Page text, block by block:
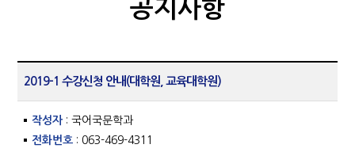
공지사항
2019-1 수강신청 안내(대학원, 교육대학원)
작성자 : 국어국문학과
전화번호 : 063-469-4311